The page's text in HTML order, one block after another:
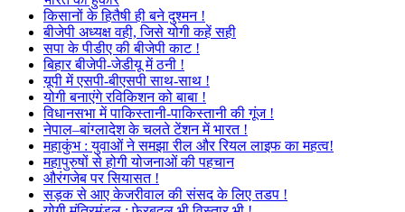
किसानों के हितैषी ही बने दुश्मन !
बीजेपी अध्यक्ष वही, जिसे योगी कहें सही
सपा के पीडीए की बीजेपी काट !
बिहार बीजेपी-जेडीयू में ठनी !
यूपी में एसपी-बीएसपी साथ-साथ !
योगी बनाएंगे रविकिशन को बाबा !
विधानसभा में पाकिस्तानी-पाकिस्तानी की गूंज !
नेपाल–बांग्लादेश के चलते टेंशन में भारत !
महाकुंभ : युवाओं ने समझा रील और रियल लाइफ का महत्व!
महापुरुषों से होगी योजनाओं की पहचान
औरंगजेब पर सियासत !
सड़क से आए केजरीवाल की संसद के लिए तडप !